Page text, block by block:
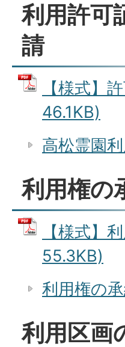
利用許可
請
【様式】
46.1KB)
高松霊園
利用権の
【様式】
55.3KB)
利用権の
利用区画